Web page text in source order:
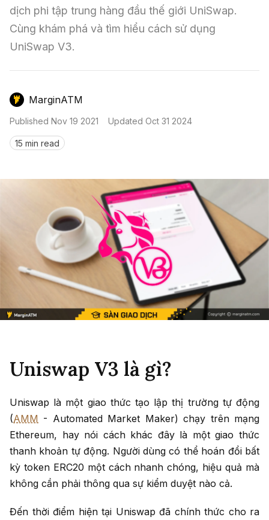
Kinh Nghiệm Đầu Tư
Sàn Giao Dịch
Mô Hình Biểu Đồ Giá
GameFi
Sign in
dịch phi tập trung hàng đầu thế giới UniSwap.
Cùng khám phá và tìm hiểu cách sử dụng
UniSwap V3.
MarginATM
Published Nov 19 2021 Updated Oct 31 2024
15 min read
Uniswap V3 là gì?
Uniswap là một giao thức tạo lập thị trường tự động
(AMM - Automated Market Maker) chạy trên mạng
Ethereum, hay nói cách khác đây là một giao thức
thanh khoản tự động. Người dùng có thể hoán đổi bất
kỳ token ERC20 một cách nhanh chóng, hiệu quả mà
không cần phải thông qua sự kiểm duyệt nào cả.
Đến thời điểm hiện tại Uniswap đã chính thức cho ra